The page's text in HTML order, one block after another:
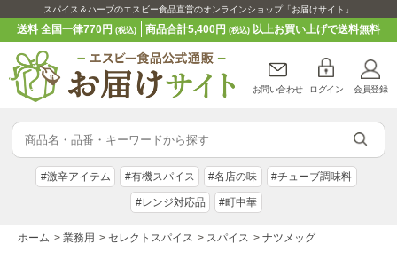
スパイス＆ハーブのエスビー食品直営のオンラインショップ「お届けサイト」
送料 全国一律770円(税込) 商品合計5,400円 (税込)以上お買い上げで送料無料
お問い合わせ ログイン 会員登録
#激辛アイテム #有機スパイス #名店の味 #チューブ調味料
#レンジ対応品 #町中華
ホーム > 業務用 > セレクトスパイス > スパイス > ナツメッグ